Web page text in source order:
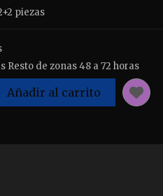
piezas
Resto de zonas 48 a 72 horas
Añadir al carrito